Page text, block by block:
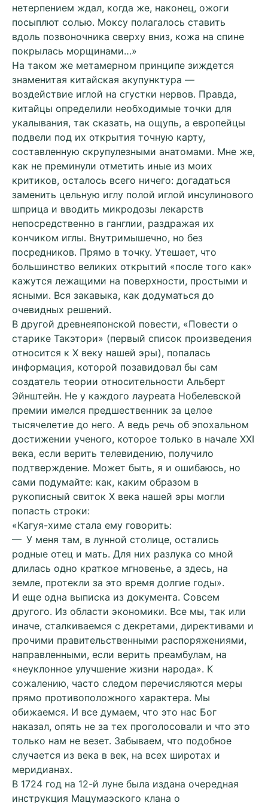
нетерпением ждал, когда же, наконец, ожоги
посыплют солью. Моксу полагалось ставить
вдоль позвоночника сверху вниз, кожа на спине
покрылась морщинами…»
На таком же метамерном принципе зиждется
знаменитая китайская акупунктура —
воздействие иглой на сгустки нервов. Правда,
китайцы определили необходимые точки для
укалывания, так сказать, на ощупь, а европейцы
подвели под их открытия точную карту,
составленную скрупулезными анатомами. Мне же,
как не преминули отметить иные из моих
критиков, осталось всего ничего: догадаться
заменить цельную иглу полой иглой инсулинового
шприца и вводить микродозы лекарств
непосредственно в ганглии, раздражая их
кончиком иглы. Внутримышечно, но без
посредников. Прямо в точку. Утешает, что
большинство великих открытий «после того как»
кажутся лежащими на поверхности, простыми и
ясными. Вся закавыка, как додуматься до
очевидных решений.
В другой древнеяпонской повести, «Повести о
старике Такэтори» (первый список произведения
относится к Х веку нашей эры), попалась
информация, которой позавидовал бы сам
создатель теории относительности Альберт
Эйнштейн. Не у каждого лауреата Нобелевской
премии имелся предшественник за целое
тысячелетие до него. А ведь речь об эпохальном
достижении ученого, которое только в начале XXI
века, если верить телевидению, получило
подтверждение. Может быть, я и ошибаюсь, но
сами подумайте: как, каким образом в
рукописный свиток X века нашей эры могли
попасть строки:
«Кагуя-химе стала ему говорить:
— У меня там, в лунной столице, остались
родные отец и мать. Для них разлука со мной
длилась одно краткое мгновенье, а здесь, на
земле, протекли за это время долгие годы».
И еще одна выписка из документа. Совсем
другого. Из области экономики. Все мы, так или
иначе, сталкиваемся с декретами, директивами и
прочими правительственными распоряжениями,
направленными, если верить преамбулам, на
«неуклонное улучшение жизни народа». К
сожалению, часто следом перечисляются меры
прямо противоположного характера. Мы
обижаемся. И все думаем, что это нас Бог
наказал, опять не за тех проголосовали и что это
только нам не везет. Забываем, что подобное
случается из века в век, на всех широтах и
меридианах.
В 1724 год на 12-й луне была издана очередная
инструкция Мацумаэского клана о